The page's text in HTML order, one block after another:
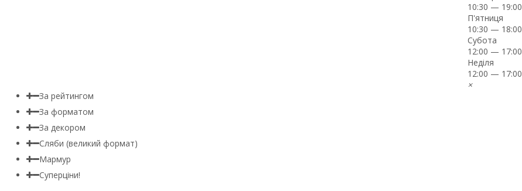
10:30 — 19:00
П'ятниця
10:30 — 18:00
Субота
12:00 — 17:00
Неділя
12:00 — 17:00
×
За рейтингом
За форматом
За декором
Сляби (великий формат)
Мармур
Суперціни!